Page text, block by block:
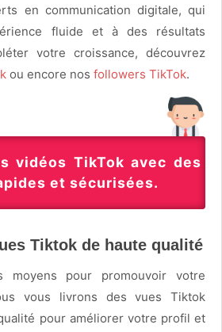
en communication digitale, qui
fluide et à des résultats
votre croissance, découvrez
ou encore nos followers TikTok.
vidéos TikTok avec des
et sécurisées.
Tiktok de haute qualité
moyens pour promouvoir votre
vous livrons des vues Tiktok
pour améliorer votre profil et